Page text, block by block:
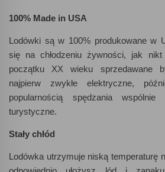
100% Made in USA
Lodówki są w 100% produkowane w
się na chłodzeniu żywności, jak
początku XX wieku sprzedawane
najpierw zwykłe elektryczne,
popularnością spędzania
turystyczne.
Stały chłód
Lodówka utrzymuje niską temperaturę